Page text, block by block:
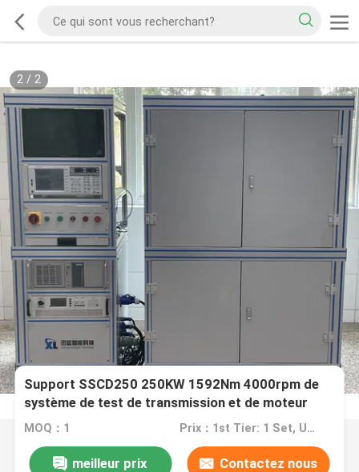
2/ 2
Support SSCD250 250KW 1592Nm 4000rpm de
système de test de transmission et de moteur
diesel
MOQ：1 Prix：1st Tier: 1 Set, Unit Price USD 3.00 2nd Tier: 2-5 Sets, Unit Price USD 2.00 3rd Tier: Over 5 Sets, Unit Price USD 1.00
meilleur prix Contactez nous